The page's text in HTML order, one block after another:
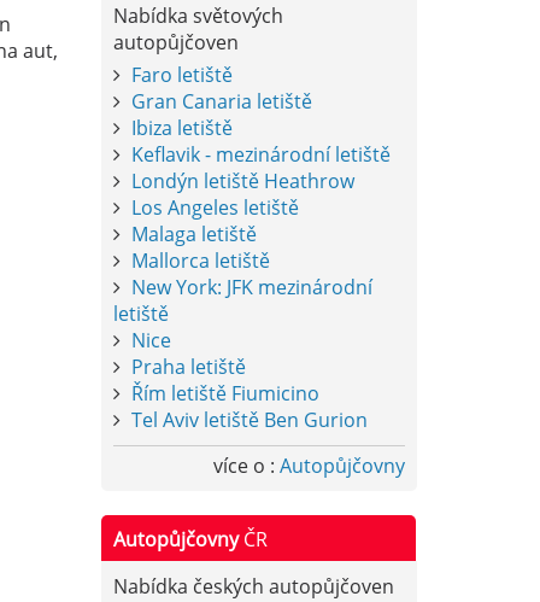
aut,
Nabídka světových
autopůjčoven
Faro letiště
Gran Canaria letiště
Ibiza letiště
Keflavik - mezinárodní letiště
Londýn letiště Heathrow
Los Angeles letiště
Malaga letiště
Mallorca letiště
New York: JFK mezinárodní
letiště
Nice
Praha letiště
Řím letiště Fiumicino
Tel Aviv letiště Ben Gurion
více o : Autopůjčovny
AutopůjčovnyČR
Nabídka českých autopůjčoven